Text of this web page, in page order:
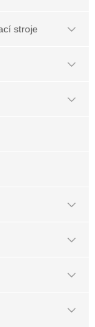
stroje